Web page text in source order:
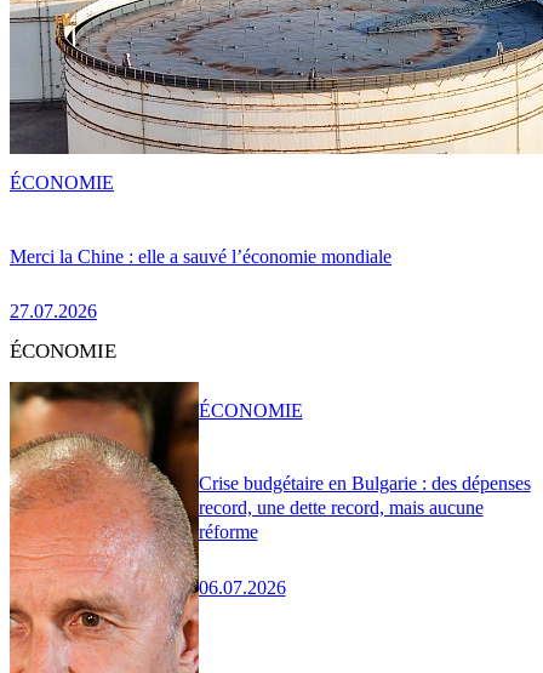
Merci la Chine : elle a sauvé l’économie mondiale
27.07.2026
ÉCONOMIE
ÉCONOMIE
Crise budgétaire en Bulgarie : des dépenses
record, une dette record, mais aucune
réforme
06.07.2026
ÉCONOMIE